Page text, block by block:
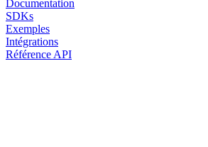
Documentation
SDKs
Exemples
Intégrations
Référence API